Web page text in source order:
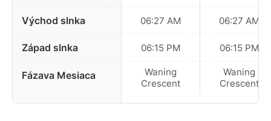
Východ slnka
Západ slnka
Fázava Mesiaca
06:27 AM
06:15 PM
Waning
Crescent
06:27 AM
06:15 PM
Waning
Crescent